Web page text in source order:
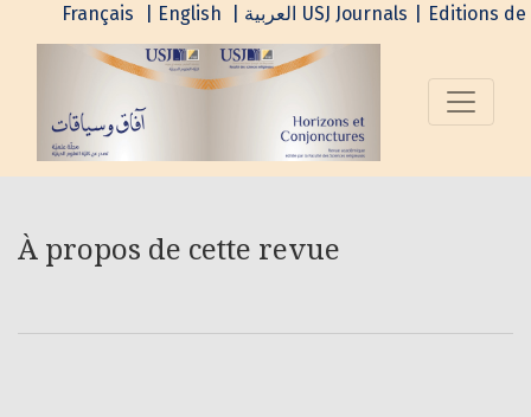
À propos de cette revue
Français | English | العربية USJ Journals Editions de
À propos de cette revue